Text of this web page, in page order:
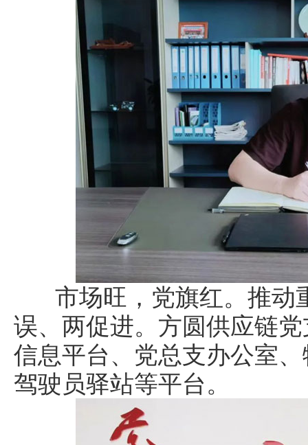
市场旺，党旗红。推动
误、两促进。方圆供应链
信息平台、党总支办公室
驾驶员驿站等平台。